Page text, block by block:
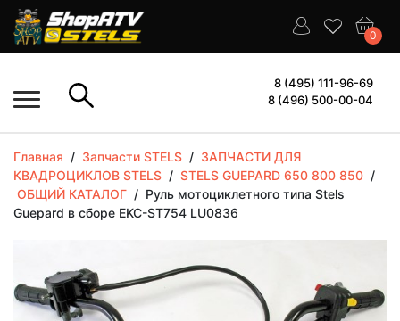
0
8 (495) 111-96-69
8 (496) 500-00-04
Главная / Запчасти STELS / ЗАПЧАСТИ ДЛЯ
КВАДРОЦИКЛОВ STELS / STELS GUEPARD 650 800 850 /
ОБЩИЙ КАТАЛОГ / Руль мотоциклетного типа Stels
Guepard в сборе EKC-ST754 LU0836